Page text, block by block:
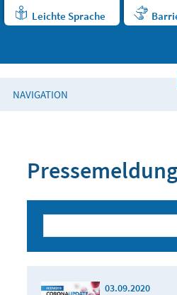
Leichte Sprache
NAVIGATION
03.09.2020